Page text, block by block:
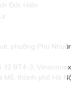
Đức Hiển
phường Phú
32 BT4-3,
Mỗ, thành phố Hà